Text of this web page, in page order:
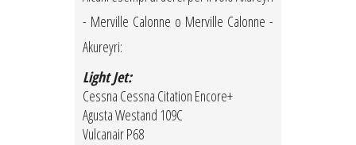
- Merville Calonne o Merville Calonne -
Akureyri:
Light Jet:
Cessna Cessna Citation Encore+
Agusta Westand 109C
Vulcanair P68